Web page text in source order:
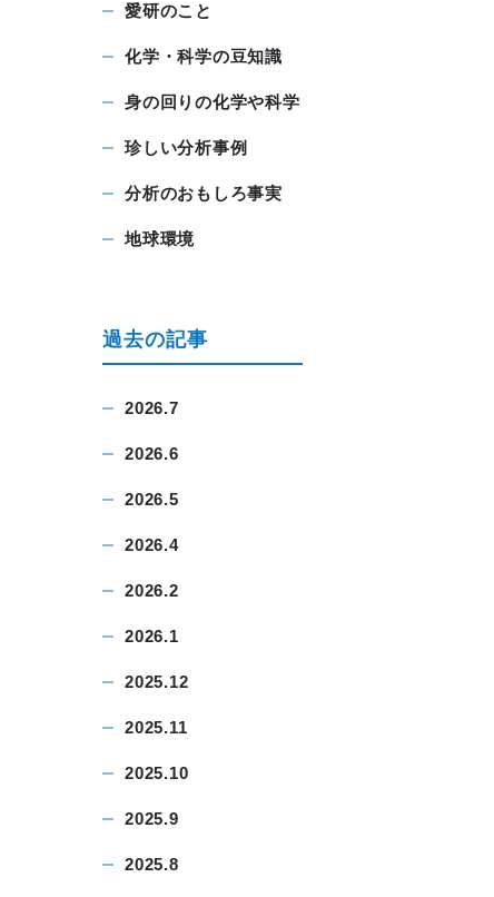
愛研のこと
化学・科学の豆知識
身の回りの化学や科学
珍しい分析事例
分析のおもしろ事実
地球環境
過去の記事
2026.7
2026.6
2026.5
2026.4
2026.2
2026.1
2025.12
2025.11
2025.10
2025.9
2025.8